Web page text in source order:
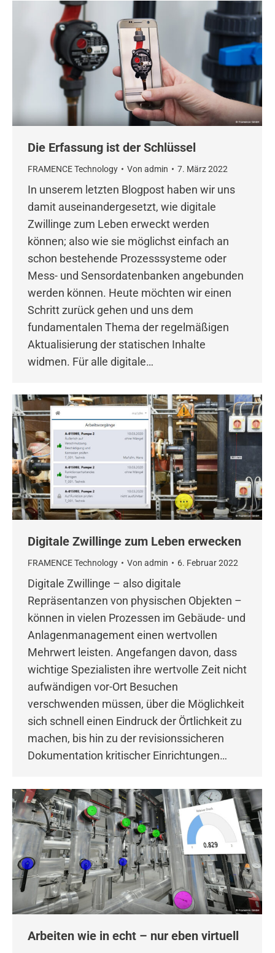
Die Erfassung ist der Schlüssel
FRAMENCE Technology Von admin 7. März 2022
In unserem letzten Blogpost haben wir uns
damit auseinandergesetzt, wie digitale
Zwillinge zum Leben erweckt werden
können; also wie sie möglichst einfach an
schon bestehende Prozesssysteme oder
Mess- und Sensordatenbanken angebunden
werden können. Heute möchten wir einen
Schritt zurück gehen und uns dem
fundamentalen Thema der regelmäßigen
Aktualisierung der statischen Inhalte
widmen. Für alle digitale…
Digitale Zwillinge zum Leben erwecken
FRAMENCE Technology Von admin 6. Februar 2022
Digitale Zwillinge – also digitale
Repräsentanzen von physischen Objekten –
können in vielen Prozessen im Gebäude- und
Anlagenmanagement einen wertvollen
Mehrwert leisten. Angefangen davon, dass
wichtige Spezialisten ihre wertvolle Zeit nicht
aufwändigen vor-Ort Besuchen
verschwenden müssen, über die Möglichkeit
sich schnell einen Eindruck der Örtlichkeit zu
machen, bis hin zu der revisionssicheren
Dokumentation kritischer Einrichtungen…
Arbeiten wie in echt – nur eben virtuell